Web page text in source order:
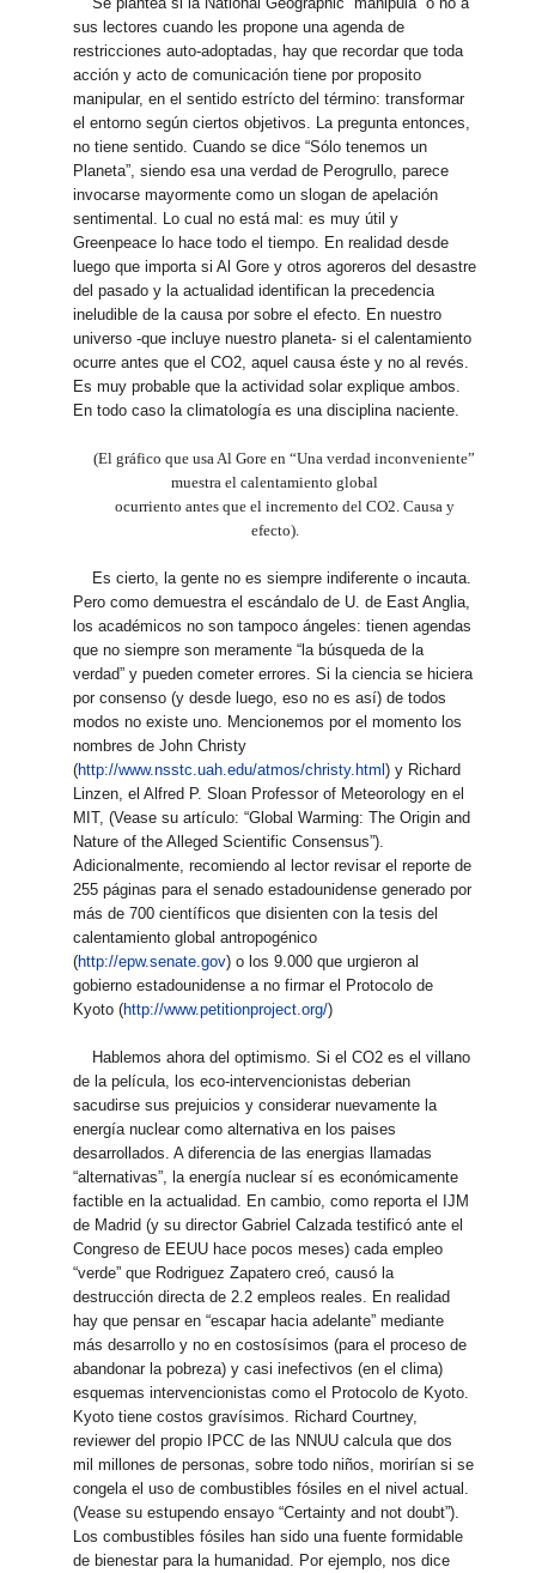
sus lectores cuando les propone una agenda de
restricciones auto-adoptadas, hay que recordar que toda
acción y acto de comunicación tiene por proposito
manipular, en el sentido estrícto del término: transformar
el entorno según ciertos objetivos. La pregunta entonces,
no tiene sentido. Cuando se dice “Sólo tenemos un
Planeta”, siendo esa una verdad de Perogrullo, parece
invocarse mayormente como un slogan de apelación
sentimental. Lo cual no está mal: es muy útil y
Greenpeace lo hace todo el tiempo. En realidad desde
luego que importa si Al Gore y otros agoreros del desastre
del pasado y la actualidad identifican la precedencia
ineludible de la causa por sobre el efecto. En nuestro
universo -que incluye nuestro planeta- si el calentamiento
ocurre antes que el CO2, aquel causa éste y no al revés.
Es muy probable que la actividad solar explique ambos.
En todo caso la climatología es una disciplina naciente.
(El gráfico que usa Al Gore en “Una verdad inconveniente”
muestra el calentamiento global
ocurriento antes que el incremento del CO2. Causa y
efecto).
Es cierto, la gente no es siempre indiferente o incauta.
Pero como demuestra el escándalo de U. de East Anglia,
los académicos no son tampoco ángeles: tienen agendas
que no siempre son meramente “la búsqueda de la
verdad” y pueden cometer errores. Si la ciencia se hiciera
por consenso (y desde luego, eso no es así) de todos
modos no existe uno. Mencionemos por el momento los
nombres de John Christy
(http://www.nsstc.uah.edu/atmos/christy.html) y Richard
Linzen, el Alfred P. Sloan Professor of Meteorology en el
MIT, (Vease su artículo: “Global Warming: The Origin and
Nature of the Alleged Scientific Consensus”).
Adicionalmente, recomiendo al lector revisar el reporte de
255 páginas para el senado estadounidense generado por
más de 700 científicos que disienten con la tesis del
calentamiento global antropogénico
(http://epw.senate.gov) o los 9.000 que urgieron al
gobierno estadounidense a no firmar el Protocolo de
Kyoto (http://www.petitionproject.org/)
Hablemos ahora del optimismo. Si el CO2 es el villano
de la película, los eco-intervencionistas deberian
sacudirse sus prejuicios y considerar nuevamente la
energía nuclear como alternativa en los paises
desarrollados. A diferencia de las energias llamadas
“alternativas”, la energía nuclear sí es económicamente
factible en la actualidad. En cambio, como reporta el IJM
de Madrid (y su director Gabriel Calzada testificó ante el
Congreso de EEUU hace pocos meses) cada empleo
“verde” que Rodriguez Zapatero creó, causó la
destrucción directa de 2.2 empleos reales. En realidad
hay que pensar en “escapar hacia adelante” mediante
más desarrollo y no en costosísimos (para el proceso de
abandonar la pobreza) y casi inefectivos (en el clima)
esquemas intervencionistas como el Protocolo de Kyoto.
Kyoto tiene costos gravísimos. Richard Courtney,
reviewer del propio IPCC de las NNUU calcula que dos
mil millones de personas, sobre todo niños, morirían si se
congela el uso de combustibles fósiles en el nivel actual.
(Vease su estupendo ensayo “Certainty and not doubt”).
Los combustibles fósiles han sido una fuente formidable
de bienestar para la humanidad. Por ejemplo, nos dice